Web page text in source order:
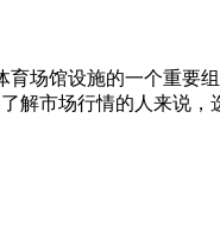
场馆设施的一个重
解市场行情的人来说